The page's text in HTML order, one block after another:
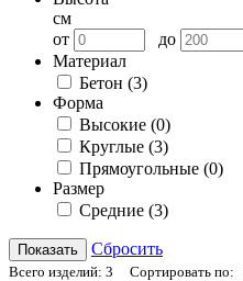
см
от
до
Материал
Бетон (3)
Форма
Высокие (0)
Круглые (3)
Прямоугольные (0)
Размер
Средние (3)
Показать Сбросить
Всего изделий: 3 Сортировать по: